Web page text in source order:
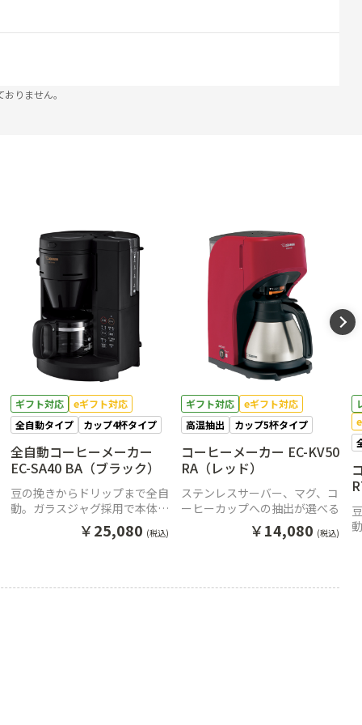
りません。
ギフト対応
eギフト対応
全自動タイプ
カップ4杯タイプ
全自動コーヒーメーカー
EC-SA40 BA（ブラック）
豆の挽きからドリップまで全自
動。ガラスジャグ採用で本体が
￥25,080 (税込)
ギフト対応
eギフト対応
高温抽出
カップ5杯タイプ
コーヒーメーカー EC-KV50
RA（レッド）
ステンレスサーバー、マグ、コ
ーヒーカップへの抽出が選べる
￥14,080 (税込)